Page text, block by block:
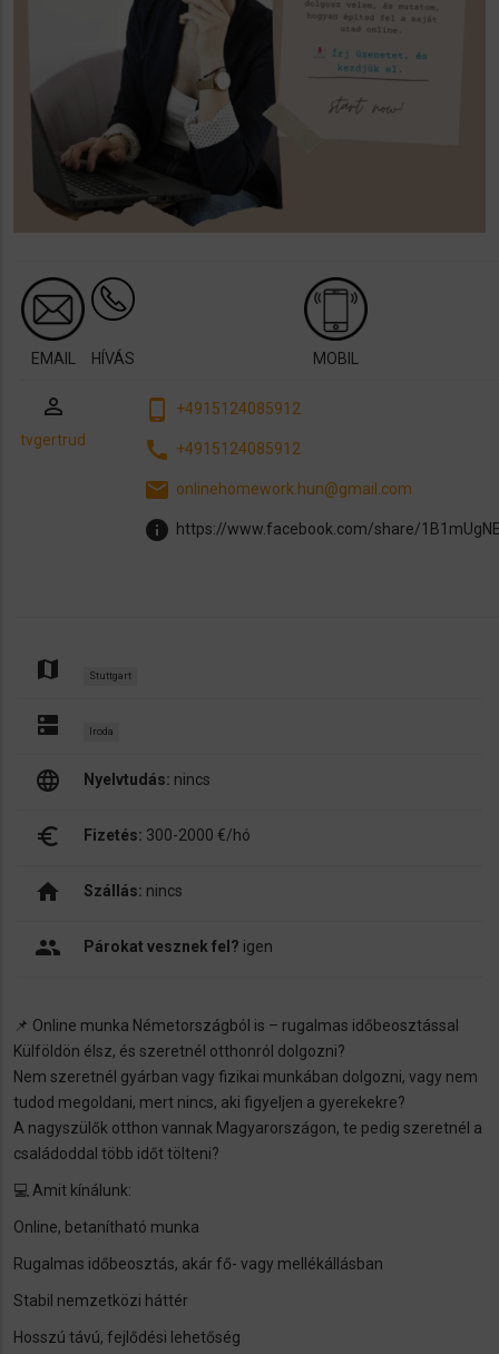
EMAIL HÍVÁS MOBIL
perm_identity
tvgertrud
phone_android +4915124085912
call +4915124085912
email onlinehomework.hun@gmail.com
info https://www.facebook.com/share/
map Stuttgart
dns Iroda
language Nyelvtudás: nincs
euro_symbol Fizetés: 300-2000 €/hó
home Szállás: nincs
people Párokat vesznek fel? igen
📌 Online munka Németországból is – rugalmas időbeosztással
Külföldön élsz, és szeretnél otthonról dolgozni?
Nem szeretnél gyárban vagy fizikai munkában dolgozni, vagy nem
tudod megoldani, mert nincs, aki figyeljen a gyerekekre?
A nagyszülők otthon vannak Magyarországon, te pedig szeretnél a
családoddal több időt tölteni?
💻 Amit kínálunk:
Online, betanítható munka
Rugalmas időbeosztás, akár fő- vagy mellékállásban
Stabil nemzetközi háttér
Hosszú távú, fejlődési lehetőség